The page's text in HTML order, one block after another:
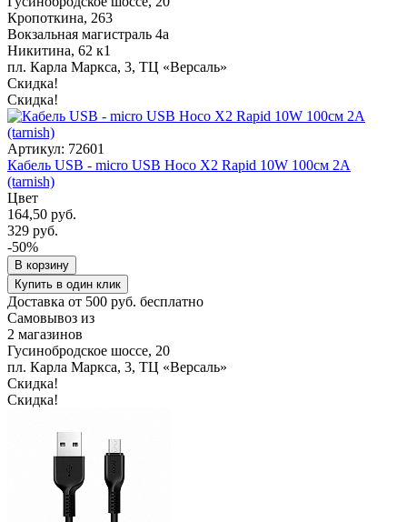
Кропоткина, 263
Вокзальная магистраль 4а
Никитина, 62 к1
пл. Карла Маркса, 3, ТЦ «Версаль»
Скидка!
Скидка!
Артикул: 72601
Кабель USB - micro USB Hoco X2 Rapid 10W 100см 2A
(tarnish)
Цвет
164,50 руб.
329 руб.
-50%
В корзину
Купить в один клик
Доставка от 500 руб. бесплатно
Самовывоз из
2 магазинов
Гусинобродское шоссе, 20
пл. Карла Маркса, 3, ТЦ «Версаль»
Скидка!
Скидка!